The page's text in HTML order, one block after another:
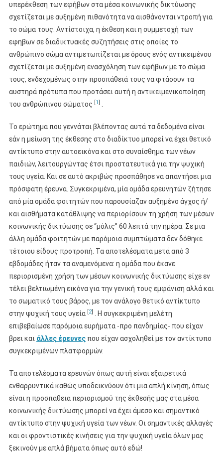
υπερέκθεση των εφήβων στα μέσα κοινωνικής δικτύωσης
σχετίζεται με αυξημένη πιθανότητα να αισθάνονται ντροπή για
το σώμα τους. Αντίστοιχα, η έκθεση και η συμμετοχή των
εφηβων σε διαδικτυακές συζητήσεις στις οποίες το
ανθρώπινο σώμα αντιμετωπίζεται με όρους ενός αντικειμένου
σχετίζεται με αυξημένη ενασχόληση των εφήβων με το σώμα
τους, ενδεχομένως στην προσπάθειά τους να φτάσουν τα
αυστηρά πρότυπα που προτάσει αυτή η αντικειμενικοποίηση
του ανθρώπινου σώματος [1] .
Το ερώτημα που γεννάται βλέποντας αυτά τα δεδομένα είναι
εάν η μείωση της έκθεσης στο διαδίκτυο μπορεί να έχει θετικό
αντίκτυπο στην αυτοεικόνα και στο συναίσθημα των νέων
παιδιών, λειτουργώντας έτσι προστατευτικά για την ψυχική
τους υγεία. Και σε αυτό ακριβώς προσπάθησε να απαντήσει μια
πρόσφατη έρευνα. Συγκεκριμένα, μία ομάδα ερευνητών ζήτησε
από μία ομάδα φοιτητών που παρουσίαζαν αυξημένο άγχος ή/
και αισθήματα κατάθλιψης να περιορίσουν τη χρήση των μέσων
κοινωνικής δικτύωσης σε “μόλις” 60 λεπτά την ημέρα. Σε μια
άλλη ομάδα φοιτητών με παρόμοια συμπτώματα δεν δόθηκε
τέτοιου είδους προτροπή. Τα αποτελέσματα μετά από 3
εβδομάδες ήταν τα αναμενόμενα: η ομάδα που έκανε
περιορισμένη χρήση των μέσων κοινωνικής δικτύωσης είχε εν
τέλει βελτιωμένη εικόνα για την γενική τους εμφάνιση αλλά και
το σωματικό τους βάρος, με τον ανάλογο θετικό αντίκτυπο
στην ψυχική τους υγεία [2] . Η συγκεκριμένη μελέτη
επιβεβαίωσε παρόμοια ευρήματα -προ πανδημίας- που είχαν
βρει και άλλες έρευνεςπου είχαν ασχοληθεί με τον αντίκτυπο
συγκεκριμένων πλατφορμών.
Τα αποτελέσματα ερευνών όπως αυτή είναι εξαιρετικά
ενθαρρυντικά καθώς υποδεικνύουν ότι μια απλή κίνηση, όπως
είναι η προσπάθεια περιορισμού της έκθεσής μας στα μέσα
κοινωνικής δικτύωσης μπορεί να έχει άμεσο και σημαντικό
αντίκτυπο στην ψυχική υγεία των νέων. Οι σημαντικές αλλαγές
και οι φροντιστικές κινήσεις για την ψυχική υγεία όλων μας
ξεκινούν με απλά βήματα όπως αυτό εδώ!